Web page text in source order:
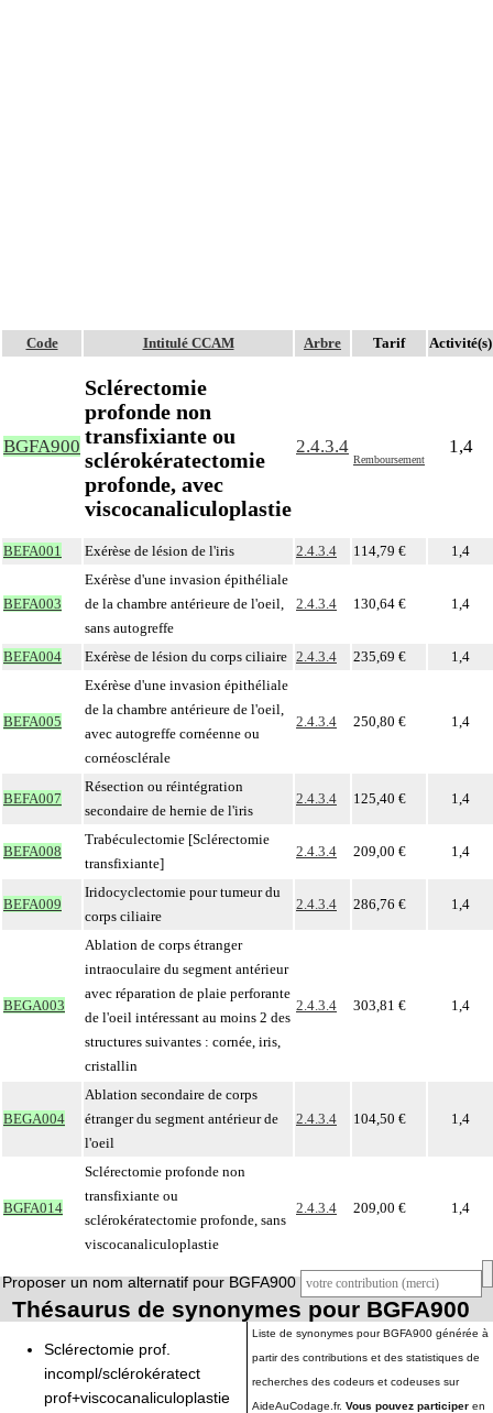
Code Intitulé CCAM Arbre Tarif Activité(s)
BGFA900
Sclérectomie
profonde non
transfixiante ou
sclérokératectomie
profonde, avec
viscocanaliculoplastie
2.4.3.4
Remboursement
1,4
BEFA001 Exérèse de lésion de l'iris 2.4.3.4 114,79 € 1,4
BEFA003
Exérèse d'une invasion épithéliale
de la chambre antérieure de l'oeil,
sans autogreffe
2.4.3.4 130,64 € 1,4
BEFA004 Exérèse de lésion du corps ciliaire 2.4.3.4 235,69 € 1,4
BEFA005
Exérèse d'une invasion épithéliale
de la chambre antérieure de l'oeil,
avec autogreffe cornéenne ou
cornéosclérale
2.4.3.4 250,80 € 1,4
BEFA007
Résection ou réintégration
secondaire de hernie de l'iris
2.4.3.4 125,40 € 1,4
BEFA008
Trabéculectomie [Sclérectomie
transfixiante]
2.4.3.4 209,00 € 1,4
BEFA009
Iridocyclectomie pour tumeur du
corps ciliaire
2.4.3.4 286,76 € 1,4
BEGA003
Ablation de corps étranger
intraoculaire du segment antérieur
avec réparation de plaie perforante
de l'oeil intéressant au moins 2 des
structures suivantes : cornée, iris,
cristallin
2.4.3.4 303,81 € 1,4
BEGA004
Ablation secondaire de corps
étranger du segment antérieur de
l'oeil
2.4.3.4 104,50 € 1,4
BGFA014
Sclérectomie profonde non
transfixiante ou
sclérokératectomie profonde, sans
viscocanaliculoplastie
2.4.3.4 209,00 € 1,4
Proposer un nom alternatif pour BGFA900
Thésaurus de synonymes pour BGFA900
Sclérectomie prof.
incompl/sclérokératect
prof+viscocanaliculoplastie
Liste de synonymes pour BGFA900 générée à
partir des contributions et des statistiques de
recherches des codeurs et codeuses sur
AideAuCodage.fr. Vous pouvez participer en